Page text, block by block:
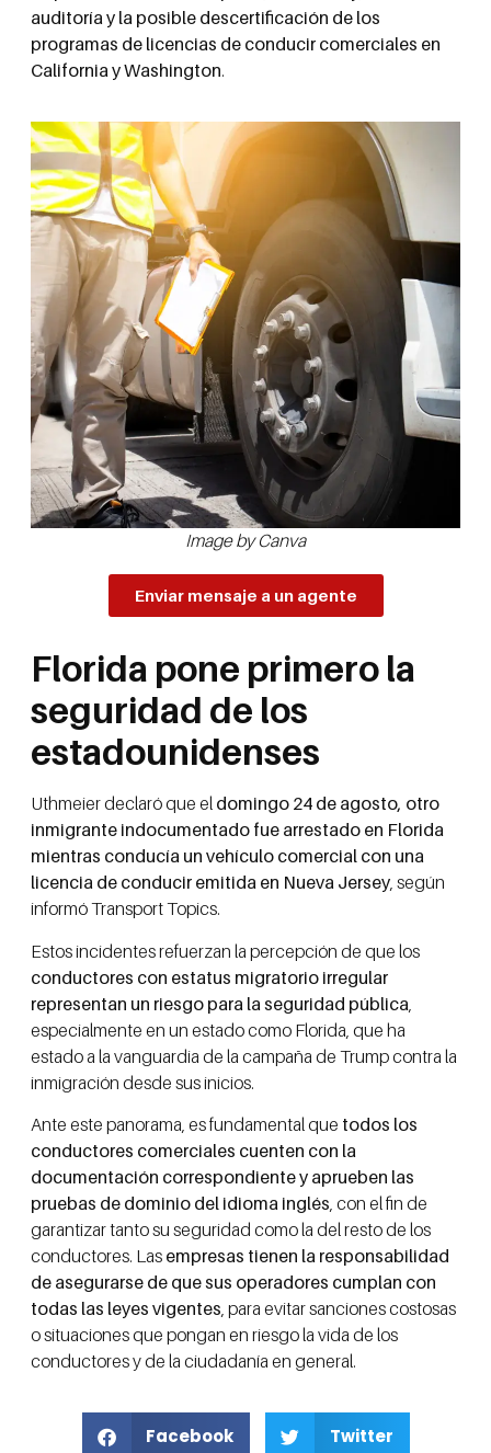
auditoría y la posible descertificación de los
programas de licencias de conducir comerciales en
California y Washington.
Image by Canva
Enviar mensaje a un agente
Florida pone primero la
seguridad de los
estadounidenses
Uthmeier declaró que el domingo 24 de agosto, otro
inmigrante indocumentado fue arrestado en Florida
mientras conducía un vehículo comercial con una
licencia de conducir emitida en Nueva Jersey, según
informó Transport Topics.
Estos incidentes refuerzan la percepción de que los
conductores con estatus migratorio irregular
representan un riesgo para la seguridad pública
especialmente en un estado como Florida, que ha
estado a la vanguardia de la campaña de Trump contra la
inmigración desde sus inicios.
Ante este panorama, es fundamental que todos los
conductores comerciales cuenten con la
documentación correspondiente y aprueben las
pruebas de dominio del idioma inglés, con el fin de
garantizar tanto su seguridad como la del resto de los
conductores. Las empresas tienen la responsabilidad
de asegurarse de que sus operadores cumplan con
todas las leyes vigentes, para evitar sanciones costosas
o situaciones que pongan en riesgo la vida de los
conductores y de la ciudadanía en general.
Facebook Twitter